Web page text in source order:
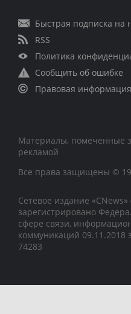
Быстрая подписка на
RSS
Политика
Сообщить об ошибке
Правовая информация
Материалы, помеченные
рекламой
Все права защищены ©
Сетевое издание
зарегистрировано
сфере связи,
коммуникаций
74283